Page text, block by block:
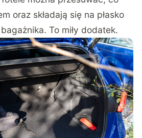
oraz składają się na płasko
To miły dodatek.